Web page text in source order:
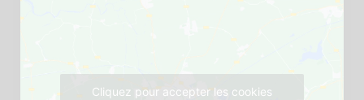
Cliquez pour accepter les cookies